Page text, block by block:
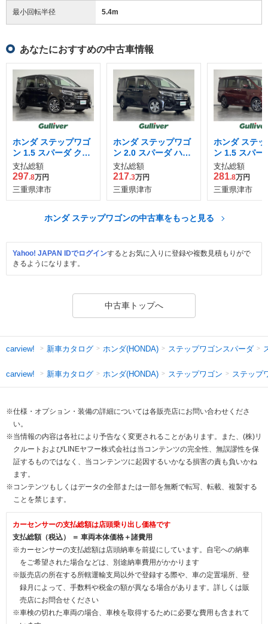
最小回転半径 5.4m
あなたにおすすめの中古車情報
ホンダ ステップワゴ
ン 1.5 スパーダ クー
ルスピリット ホンダ
センシング
支払総額
297.8万円
三重県津市
ホンダ ステップワゴ
ン 2.0 スパーダ ハイ
ブリッド G ホンダセ
ンシング
支払総額
217.3万円
三重県津市
ホンダ ステ
ン 1.5 スパー
ルスピリット
センシング
支払総額
281.8万円
三重県津市
ホンダ ステップワゴンの中古車をもっと見る
Yahoo! JAPAN IDでログインするとお気に入りに登録や複数見積もりがで
きるようになります。
中古車トップへ
carview! 新車カタログ ホンダ(HONDA) ステップワゴンスパーダ
carview! 新車カタログ ホンダ(HONDA) ステップワゴン ステップ
※仕様・オプション・装備の詳細については各販売店にお問い合わせくださ
い。
※当情報の内容は各社により予告なく変更されることがあります。また、(株)リ
クルートおよびLINEヤフー株式会社は当コンテンツの完全性、無誤謬性を保
証するものではなく、当コンテンツに起因するいかなる損害の責も負いかね
ます。
※コンテンツもしくはデータの全部または一部を無断で転写、転載、複製する
ことを禁じます。
カーセンサーの支払総額は店頭乗り出し価格です
支払総額（税込） ＝ 車両本体価格＋諸費用
※カーセンサーの支払総額は店頭納車を前提にしています。自宅への納車
をご希望された場合などは、別途納車費用がかかります
※販売店の所在する所轄運輸支局以外で登録する際や、車の定置場所、登
録月によって、手数料や税金の額が異なる場合があります。詳しくは販
売店にお問合せください
※車検の切れた車両の場合、車検を取得するために必要な費用も含まれて